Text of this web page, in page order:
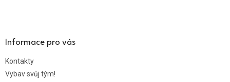
Informace pro vás
Kontakty
Vybav svůj tým!